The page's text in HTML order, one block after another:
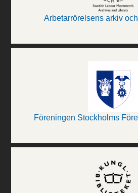
Arbetarrörelsens arkiv
Föreningen Stockholms